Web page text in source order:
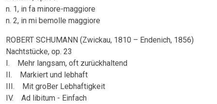
n. 1, in fa minore-maggiore
n. 2, in mi bemolle maggiore
ROBERT SCHUMANN (Zwickau, 1810 – Endenich, 1856)
Nachtstücke, op. 23
I. Mehr langsam, oft zurückhaltend
II. Markiert und lebhaft
III. Mit groBer Lebhaftigkeit
IV. Ad libitum - Einfach